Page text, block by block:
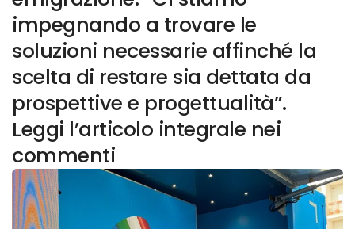
impegnando a trovare le
soluzioni necessarie affinché la
scelta di restare sia dettata da
prospettive e progettualità”.
Leggi l’articolo integrale nei
commenti